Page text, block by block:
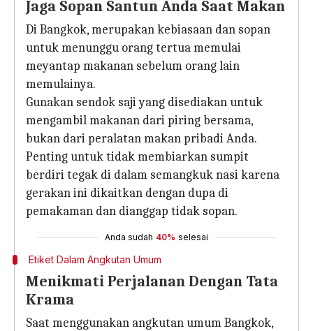
Jaga Sopan Santun Anda Saat Makan
Di Bangkok, merupakan kebiasaan dan sopan
untuk menunggu orang tertua memulai
meyantap makanan sebelum orang lain
memulainya.
Gunakan sendok saji yang disediakan untuk
mengambil makanan dari piring bersama,
bukan dari peralatan makan pribadi Anda.
Penting untuk tidak membiarkan sumpit
berdiri tegak di dalam semangkuk nasi karena
gerakan ini dikaitkan dengan dupa di
pemakaman dan dianggap tidak sopan.
Anda sudah 40% selesai
Etiket Dalam Angkutan Umum
Menikmati Perjalanan Dengan Tata
Krama
Saat menggunakan angkutan umum Bangkok,